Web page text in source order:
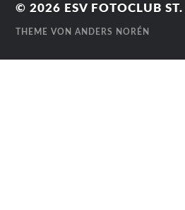
© 2026 ESV FOTOCLUB
THEME VONANDERS NORÉN